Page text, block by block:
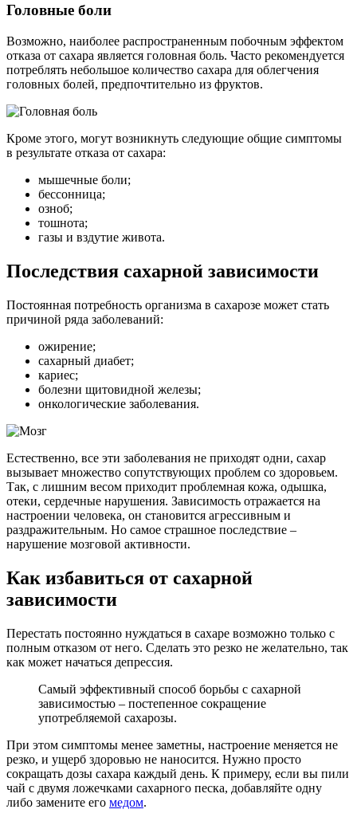
Головные боли
Возможно, наиболее распространенным побочным эффектом
отказа от сахара является головная боль. Часто рекомендуется
потреблять небольшое количество сахара для облегчения
головных болей, предпочтительно из фруктов.
Кроме этого, могут возникнуть следующие общие симптомы
в результате отказа от сахара:
мышечные боли;
бессонница;
озноб;
тошнота;
газы и вздутие живота.
Последствия сахарной зависимости
Постоянная потребность организма в сахарозе может стать
причиной ряда заболеваний:
ожирение;
сахарный диабет;
кариес;
болезни щитовидной железы;
онкологические заболевания.
Естественно, все эти заболевания не приходят одни, сахар
вызывает множество сопутствующих проблем со здоровьем.
Так, с лишним весом приходит проблемная кожа, одышка,
отеки, сердечные нарушения. Зависимость отражается на
настроении человека, он становится агрессивным и
раздражительным. Но самое страшное последствие –
нарушение мозговой активности.
Как избавиться от сахарной
зависимости
Перестать постоянно нуждаться в сахаре возможно только с
полным отказом от него. Сделать это резко не желательно, так
как может начаться депрессия.
Самый эффективный способ борьбы с сахарной
зависимостью – постепенное сокращение
употребляемой сахарозы.
При этом симптомы менее заметны, настроение меняется не
резко, и ущерб здоровью не наносится. Нужно просто
сокращать дозы сахара каждый день. К примеру, если вы пили
чай с двумя ложечками сахарного песка, добавляйте одну
либо замените его медом.